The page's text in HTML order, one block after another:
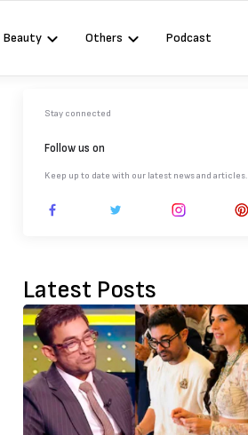
Beauty Others Podcast
Stay connected
Follow us on
Keep up to date with our latest news and articles.
Latest Posts